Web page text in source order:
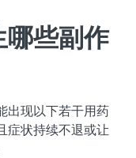
哪些副作
出现以下若干用药
症状持续不退或让